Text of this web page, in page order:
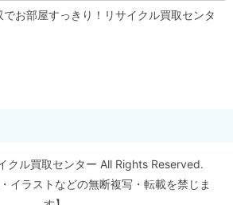
お部屋すっきり！リサイクル買取センタ
ル買取センター All Rights Reserved.
イラストなどの無断複写・転載を禁じま